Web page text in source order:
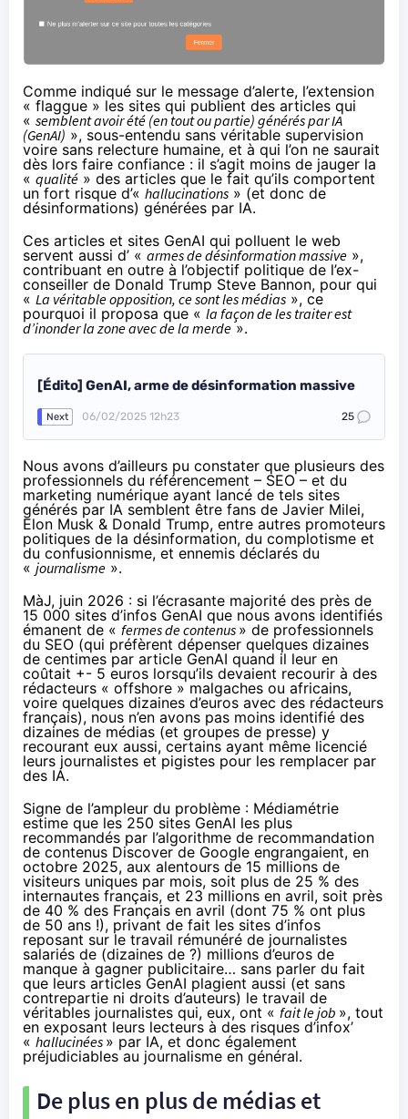
Comme indiqué sur le message d’alerte, l’extension
« flaggue » les sites qui publient des articles qui
« semblent avoir été (en tout ou partie) générés par IA
(GenAI) », sous-entendu sans véritable supervision
voire sans relecture humaine, et à qui l’on ne saurait
dès lors faire confiance : il s’agit moins de jauger la
« qualité » des articles que le fait qu’ils comportent
un fort risque d’« hallucinations » (et donc de
désinformations) générées par IA.
Ces articles et sites GenAI qui polluent le web
servent aussi d’ « armes de désinformation massive »,
contribuant en outre à l’objectif politique de l’ex-
conseiller de Donald Trump Steve Bannon, pour qui
« La véritable opposition, ce sont les médias », ce
pourquoi il proposa que « la façon de les traiter est
d’inonder la zone avec de la merde».
[Édito] GenAI, arme de désinformation massive
Next 06/02/2025 12h23 25
Nous avons d’ailleurs pu constater que plusieurs des
professionnels du référencement – SEO– et du
marketing numérique ayant lancé de tels sites
générés par IA semblent être fans de Javier Milei,
Elon Musk & Donald Trump, entre autres promoteurs
politiques de la désinformation, du complotisme et
du confusionnisme, et ennemis déclarés du
« journalisme ».
MàJ, juin 2026 : si l’écrasante majorité des près de
15 000 sites d’infos GenAI que nous avons identifiés
émanent de « fermes de contenus » de professionnels
du SEO (qui préfèrent dépenser quelques dizaines
de centimes par article GenAI quand il leur en
coûtait +- 5 euros lorsqu’ils devaient recourir à des
rédacteurs « offshore » malgaches ou africains,
voire quelques dizaines d’euros avec des rédacteurs
français), nous n’en avons pas moins identifié des
dizaines de médias (et groupes de presse) y
recourant eux aussi, certains ayant même licencié
leurs journalistes et pigistes pour les remplacer par
des IA.
Signe de l’ampleur du problème : Médiamétrie
estime que les 250 sites GenAI les plus
recommandés par l’algorithme de recommandation
de contenus Discover de Google engrangaient, en
octobre 2025, aux alentours de 15 millions de
visiteurs uniques par mois, soit plus de 25 % des
internautes français, et 23 millions en avril, soit près
de 40 % des Français en avril (dont 75 % ont plus
de 50 ans !), privant de fait les sites d’infos
reposant sur le travail rémunéré de journalistes
salariés de (dizaines de ?) millions d’euros de
manque à gagner publicitaire… sans parler du fait
que leurs articles GenAI plagient aussi (et sans
contrepartie ni droits d’auteurs) le travail de
véritables journalistes qui, eux, ont « fait le job », tout
en exposant leurs lecteurs à des risques d’infox’
« hallucinées » par IA, et donc également
préjudiciables au journalisme en général.
De plus en plus de médias et